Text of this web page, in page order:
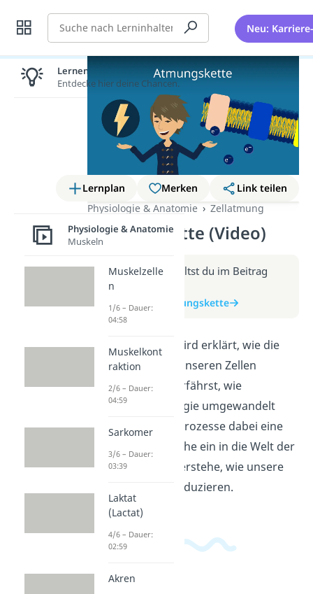
Suche Neu:
Lernplan Merken
Link teilen
Physiologie & Anatomie
Zellatmung
Atmungskette (Video)
Weitere Infos erhältst du im Beitrag
zum Video
zum Beitrag: Atmungskette
In diesem Video wird erklärt, wie die
Atmungskette in unseren Zellen
funktioniert. Du erfährst, wie
Sauerstoff in Energie umgewandelt
wird und welche Prozesse dabei eine
Rolle spielen. Tauche ein in die Welt der
Zellatmung und verstehe, wie unsere
Zellen Energie produzieren.
Lernen lohnt sich!
Entdecke hier deine Chancen.
Physiologie & Anatomie
Muskeln
Muskelzelle
n
1/6 – Dauer:
04:58
Muskelkont
raktion
2/6 – Dauer:
04:59
Sarkomer
3/6 – Dauer:
03:39
Laktat
(Lactat)
4/6 – Dauer:
02:59
Akren